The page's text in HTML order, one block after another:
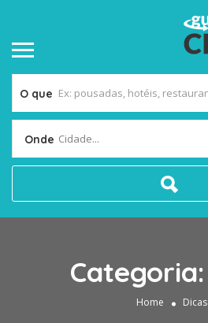
O que
Onde Cidade...
Categoria:
Home Dicas